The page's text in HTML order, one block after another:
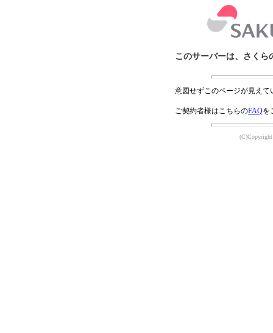
このサーバーは、さくら
意図せずこのページが見え
ご契約者様はこちらのFAQを